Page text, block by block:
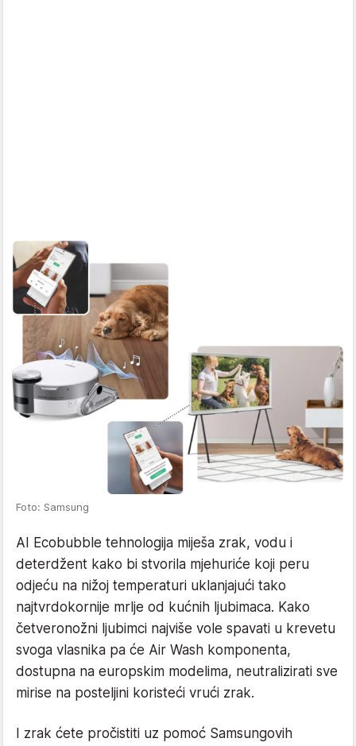
Foto: Samsung
AI Ecobubble tehnologija miješa zrak, vodu i
deterdžent kako bi stvorila mjehuriće koji peru
odjeću na nižoj temperaturi uklanjajući tako
najtvrdokornije mrlje od kućnih ljubimaca. Kako
četveronožni ljubimci najviše vole spavati u krevetu
svoga vlasnika pa će Air Wash komponenta,
dostupna na europskim modelima, neutralizirati sve
mirise na posteljini koristeći vrući zrak.
I zrak ćete pročistiti uz pomoć Samsungovih